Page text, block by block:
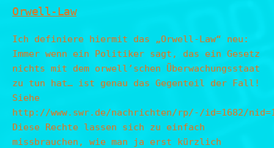
Orwell-Law
Ich definiere hiermit das „Orwell-Law“ neu:
Immer wenn ein Politiker sagt, das ein Gesetz
nichts mit dem orwell’schen Überwachungsstaat
zu tun hat… ist genau das Gegenteil der Fall!
Siehe
http://www.swr.de/nachrichten/rp/-/id=1682/
Diese Rechte lassen sich zu einfach
missbrauchen, wie man ja erst kürzlich